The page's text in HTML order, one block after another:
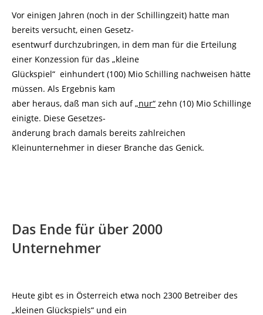
Vor einigen Jahren (noch in der Schillingzeit) hatte man
bereits versucht, einen Gesetz-
esentwurf durchzubringen, in dem man für die Erteilung
einer Konzession für das „kleine
Glückspiel“ einhundert (100) Mio Schilling nachweisen hätte
müssen. Als Ergebnis kam
aber heraus, daß man sich auf„nur“ zehn (10) Mio Schillinge
einigte. Diese Gesetzes-
änderung brach damals bereits zahlreichen
Kleinunternehmer in dieser Branche das Genick.
Das Ende für über 2000
Unternehmer
Heute gibt es in Österreich etwa noch 2300 Betreiber des
„kleinen Glückspiels“ und ein